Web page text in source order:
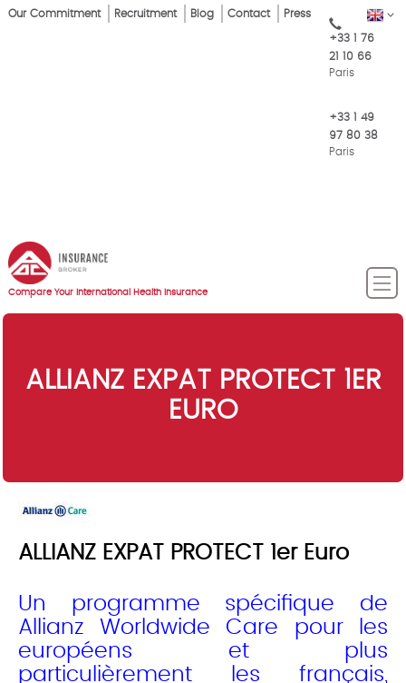
Skip
EN
Top
Our Commitment Recruitment Blog Contact Press
+33 1 76
21 10 66
Paris
+33 1 49
97 80 38
Paris
Compare Your International Health Insurance
ALLIANZ EXPAT PROTECT 1ER
EURO
ALLIANZ EXPAT PROTECT 1er Euro
Un programme spécifique de
Allianz Worldwide Care pour les
européens et plus
particulièrement les français,